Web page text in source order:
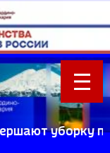
уборку